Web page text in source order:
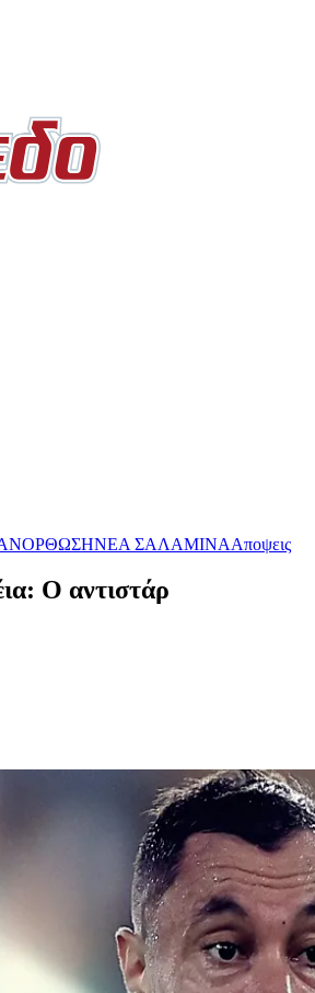
ΝΕΑ ΣΑΛΑΜΙΝΑΑποψεις
Ο αντιστάρ